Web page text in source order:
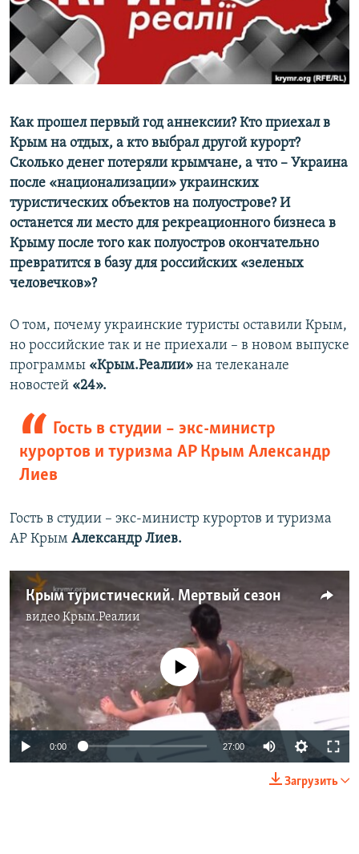
ПОБЕДИТЕЛЕЙ НЕ СУДЯТ?
КРЫМ.НЕПОКОРЕННЫЙ
ELIFBE
ПРИСОЕДИНЯЙТЕСЬ!
Все сайты RFE/RL
Как прошел первый год аннексии? Кто приехал в
Крым на отдых, а кто выбрал другой курорт?
Сколько денег потеряли крымчане, а что – Украина
после «национализации» украинских
туристических объектов на полуострове? И
останется ли место для рекреационного бизнеса в
Крыму после того как полуостров окончательно
превратится в базу для российских «зеленых
человечков»?
О том, почему украинские туристы оставили Крым,
но российские так и не приехали – в новом выпуске
программы «Крым.Реалии» на телеканале
новостей «24».
Гость в студии – экс-министр
курортов и туризма АР Крым Александр
Лиев
Гость в студии – экс-министр курортов и туризма
АР Крым Александр Лиев.
Крым туристический. Мертвый сезон
видеоКрым.Реалии
No media source currently available
0:00 27:00
Загрузить